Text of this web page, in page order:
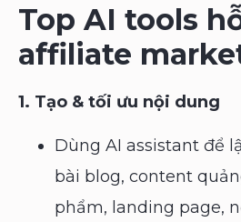
Top AI tools
affiliate
1. Tạo & tối ưu nội dung
Dùng AI assistant để
bài blog, content
phẩm, landing page,